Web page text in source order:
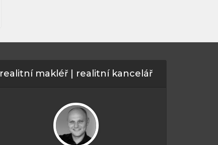
realitní makléř | realitní kancelář